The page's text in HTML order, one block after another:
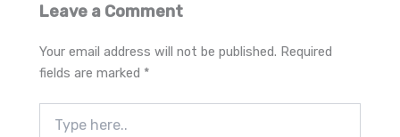
Leave a Comment
Your email address will not be published. Required
fields are marked *
here..